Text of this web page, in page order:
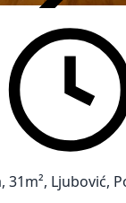
31m², Ljubović,